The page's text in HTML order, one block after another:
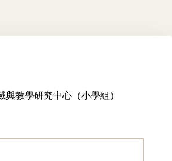
與教學研究中心（小學組）